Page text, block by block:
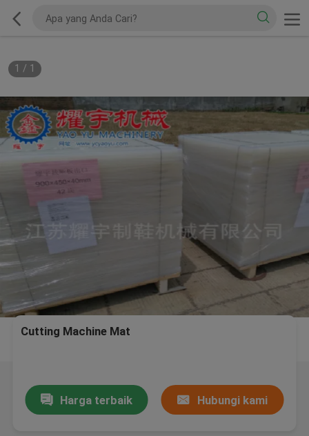
1 / 1
Cutting Machine Mat
Harga terbaik Hubungi kami